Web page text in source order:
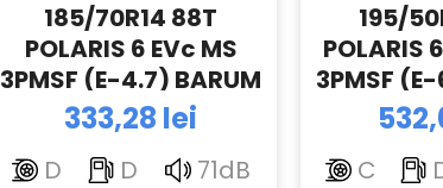
185/70R14 88T
POLARIS 6 EVc MS
3PMSF (E-4.7) BARUM
333,28 lei
D D 71dB
195/
POLARIS
3PMSF
C